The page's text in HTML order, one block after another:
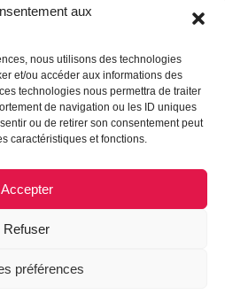
aux
nous utilisons des technologies
et/ou accéder aux informations des
technologies nous permettra de traiter
de navigation ou les ID uniques
ou de retirer son consentement peut
caractéristiques et fonctions.
Accepter
Refuser
préférences
ou un commentaire :
droits réservés.
|